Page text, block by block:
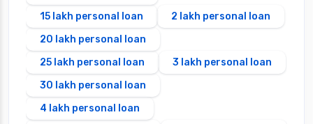
15 lakh personal loan
2 lakh personal loan
20 lakh personal loan
25 lakh personal loan
3 lakh personal loan
30 lakh personal loan
4 lakh personal loan